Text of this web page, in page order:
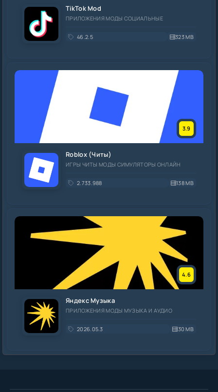
TikTok Mod
ПРИЛОЖЕНИЯ МОДЫ СОЦИАЛЬНЫЕ
46.2.5 323 MB
3.9
Roblox (Читы)
ИГРЫ ЧИТЫ МОДЫ СИМУЛЯТОРЫ ОНЛАЙН
2.733.988 138 MB
4.6
Яндекс Музыка
ПРИЛОЖЕНИЯ МОДЫ МУЗЫКА И АУДИО
2026.05.3 30 MB